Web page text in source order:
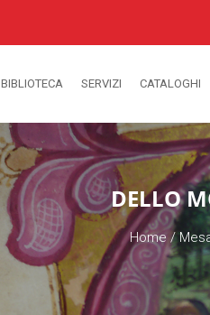
BIBLIOTECA SERVIZI CATALOGHI
DELLO
Home /